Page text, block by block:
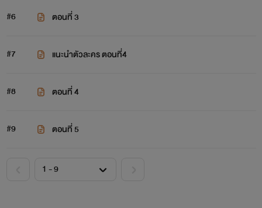
#6 ตอนที่ 3
#7 แนะนำตัวละคร ตอนที่4
#8 ตอนที่ 4
#9 ตอนที่ 5